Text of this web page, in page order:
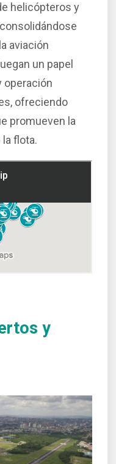
helicópteros y
aviación
un papel
operación
ofreciendo
promueven la
flota.
y